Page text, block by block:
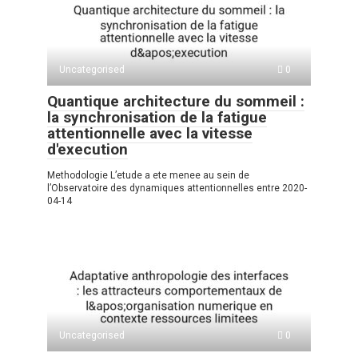
p
kl
a
ss
ni
ki
a
m
а
в
и
ть
Uncategorised 0
Quantique architecture du sommeil :
la synchronisation de la fatigue
attentionnelle avec la vitesse
d'execution
Methodologie L’etude a ete menee au sein de
l’Observatoire des dynamiques attentionnelles entre 2020-
04-14
Uncategorised 0